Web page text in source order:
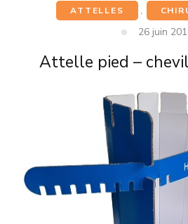
ATTELLES ,
26 juin
Attelle pied –